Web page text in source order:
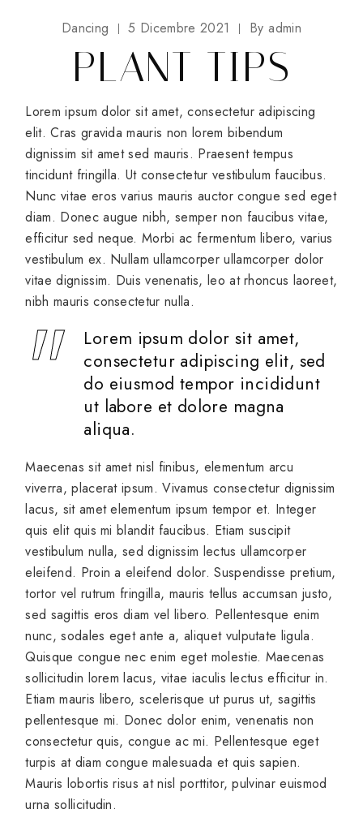
Dancing 5 Dicembre 2021 By admin
PLANT TIPS
Lorem ipsum dolor sit amet, consectetur adipiscing
elit. Cras gravida mauris non lorem bibendum
dignissim sit amet sed mauris. Praesent tempus
tincidunt fringilla. Ut consectetur vestibulum faucibus.
Nunc vitae eros varius mauris auctor congue sed eget
diam. Donec augue nibh, semper non faucibus vitae,
efficitur sed neque. Morbi ac fermentum libero, varius
vestibulum ex. Nullam ullamcorper ullamcorper dolor
vitae dignissim. Duis venenatis, leo at rhoncus laoreet,
nibh mauris consectetur nulla.
Lorem ipsum dolor sit amet,
consectetur adipiscing elit, sed
do eiusmod tempor incididunt
ut labore et dolore magna
aliqua.
Maecenas sit amet nisl finibus, elementum arcu
viverra, placerat ipsum. Vivamus consectetur dignissim
lacus, sit amet elementum ipsum tempor et. Integer
quis elit quis mi blandit faucibus. Etiam suscipit
vestibulum nulla, sed dignissim lectus ullamcorper
eleifend. Proin a eleifend dolor. Suspendisse pretium,
tortor vel rutrum fringilla, mauris tellus accumsan justo,
sed sagittis eros diam vel libero. Pellentesque enim
nunc, sodales eget ante a, aliquet vulputate ligula.
Quisque congue nec enim eget molestie. Maecenas
sollicitudin lorem lacus, vitae iaculis lectus efficitur in.
Etiam mauris libero, scelerisque ut purus ut, sagittis
pellentesque mi. Donec dolor enim, venenatis non
consectetur quis, congue ac mi. Pellentesque eget
turpis at diam congue malesuada et quis sapien.
Mauris lobortis risus at nisl porttitor, pulvinar euismod
urna sollicitudin.